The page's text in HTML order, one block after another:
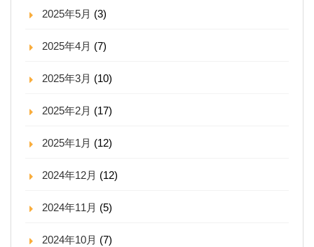
2025年5月 (3)
2025年4月 (7)
2025年3月 (10)
2025年2月 (17)
2025年1月 (12)
2024年12月 (12)
2024年11月 (5)
2024年10月 (7)